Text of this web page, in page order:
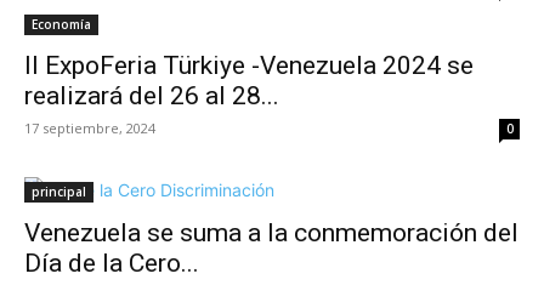
Economía
II ExpoFeria Türkiye -Venezuela 2024 se
realizará del 26 al 28...
17 septiembre, 2024 0
principal
Venezuela se suma a la conmemoración del
Día de la Cero...